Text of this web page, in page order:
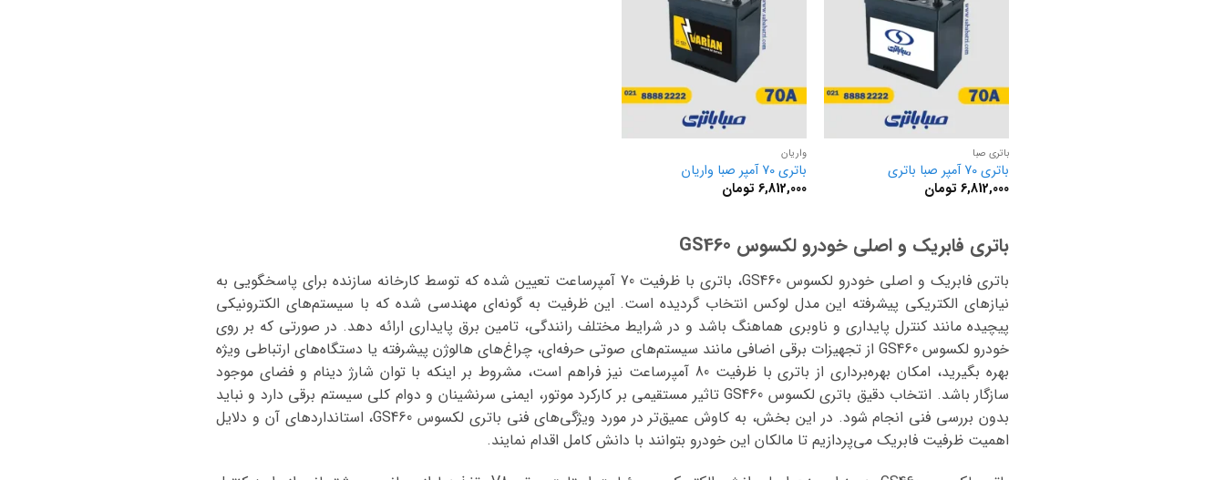
باتری صبا
باتری 70 آمپر صبا باتری
6,812,000 تومان
واریان
باتری 70 آمپر صبا واریان
6,812,000 تومان
باتری فابریک و اصلی خودرو لکسوس GS460
باتری فابریک و اصلی خودرو لکسوس GS460، باتری با ظرفیت 70 آمپرساعت تعیین شده که توسط کارخانه سازنده برای پاسخگویی به
نیازهای الکتریکی پیشرفته این مدل لوکس انتخاب گردیده است. این ظرفیت به گونه‌ای مهندسی شده که با سیستم‌های الکترونیکی
پیچیده مانند کنترل پایداری و ناوبری هماهنگ باشد و در شرایط مختلف رانندگی، تامین برق پایداری ارائه دهد. در صورتی که بر روی
خودرو لکسوس GS460 از تجهیزات برقی اضافی مانند سیستم‌های صوتی حرفه‌ای، چراغ‌های هالوژن پیشرفته یا دستگاه‌های ارتباطی ویژه
بهره بگیرید، امکان بهره‌برداری از باتری با ظرفیت 80 آمپرساعت نیز فراهم است، مشروط بر اینکه با توان شارژ دینام و فضای موجود
سازگار باشد. انتخاب دقیق باتری لکسوس GS460 تاثیر مستقیمی بر کارکرد موتور، ایمنی سرنشینان و دوام کلی سیستم برقی دارد و نباید
بدون بررسی فنی انجام شود. در این بخش، به کاوش عمیق‌تر در مورد ویژگی‌های فنی باتری لکسوس GS460، استانداردهای آن و دلایل
اهمیت ظرفیت فابریک می‌پردازیم تا مالکان این خودرو بتوانند با دانش کامل اقدام نمایند.